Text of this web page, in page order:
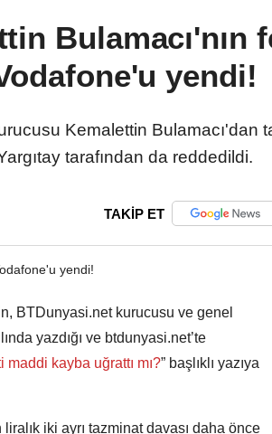
Bulamacı'nın
yendi!
Kemalettin Bulamacı'dan
tarafından da reddedildi.
TAKİP ET
BTDunyasi.net kurucusu ve genel
yazdığı ve btdunyasi.net’te
maddi kayba uğrattı mı?” başlıklı yazıya
liralık iki ayrı tazminat davası daha önce